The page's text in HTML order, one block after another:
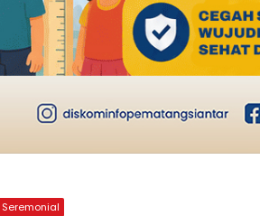
Seremonial